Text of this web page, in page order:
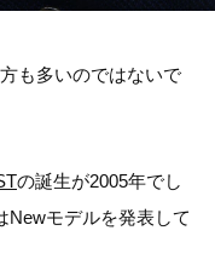
も多いのではないで
の誕生が2005年でし
Newモデルを発表して